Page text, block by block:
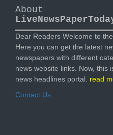
About
Dear Readers Welcome to
Here you can get the latest
newspapers with different
news website links. Now, this
news headlines portal. read
Contact Us